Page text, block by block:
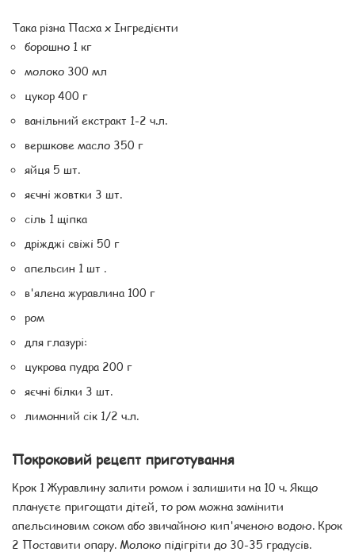
Така різна Пасха x Інгредієнти
борошно 1 кг
молоко 300 мл
цукор 400 г
ванільний екстракт 1-2 ч.л.
вершкове масло 350 г
яйця 5 шт.
яєчні жовтки 3 шт.
сіль 1 щіпка
дріжджі свіжі 50 г
апельсин 1 шт .
в'ялена журавлина 100 г
ром
для глазурі:
цукрова пудра 200 г
яєчні білки 3 шт.
лимонний сік 1/2 ч.л.
Покроковий рецепт приготування
Крок 1 Журавлину залити ромом і залишити на 10 ч. Якщо
плануєте пригощати дітей, то ром можна замінити
апельсиновим соком або звичайною кип'яченою водою. Крок
2 Поставити опару. Молоко підігріти до 30-35 градусів.